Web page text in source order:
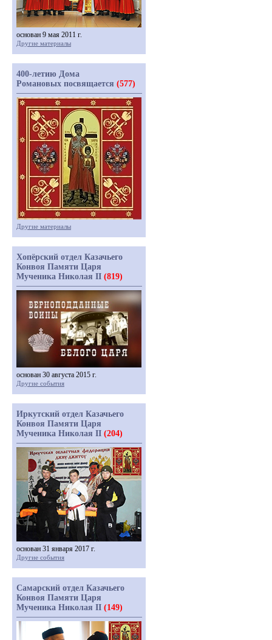
основан 9 мая 2011 г.
Другие материалы
400-летию Дома
Романовых посвящается (577)
Другие материалы
Хопёрский отдел Казачьего
Конвоя Памяти Царя
Мученика Николая II (819)
основан 30 августа 2015 г.
Другие события
Иркутский отдел Казачьего
Конвоя Памяти Царя
Мученика Николая II (204)
основан 31 января 2017 г.
Другие события
Самарский отдел Казачьего
Конвоя Памяти Царя
Мученика Николая II (149)